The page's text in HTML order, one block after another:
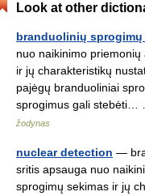
Look at other
branduolinių
nuo naikinimo
ir jų charakteristikų
pajėgų branduoliniai
sprogimus gali
žodynas
nuclear detection —
sritis apsauga nuo
sprogimų sekimas ir jų